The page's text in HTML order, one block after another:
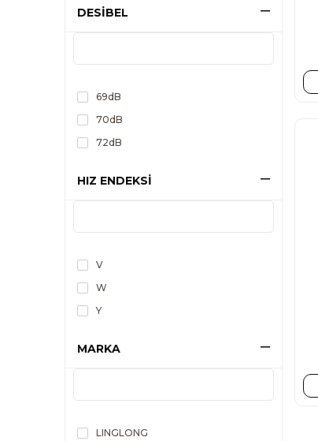
DESİBEL
69dB
70dB
72dB
HIZ ENDEKSİ
V
W
Y
MARKA
LINGLONG